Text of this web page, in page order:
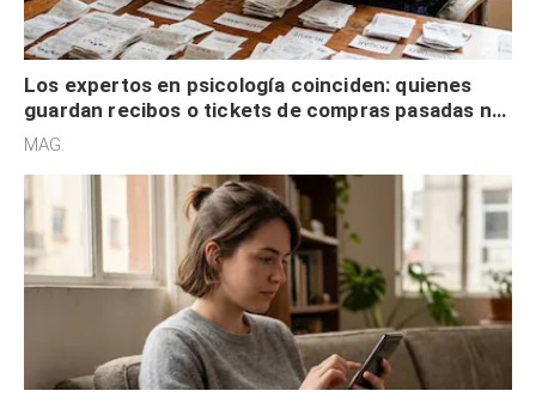
Los expertos en psicología coinciden: quienes
guardan recibos o tickets de compras pasadas no
son acumuladores, sino que tienen necesidad de
MAG.